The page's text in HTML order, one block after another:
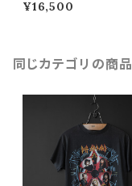
¥16,500
同じカテゴリの商品